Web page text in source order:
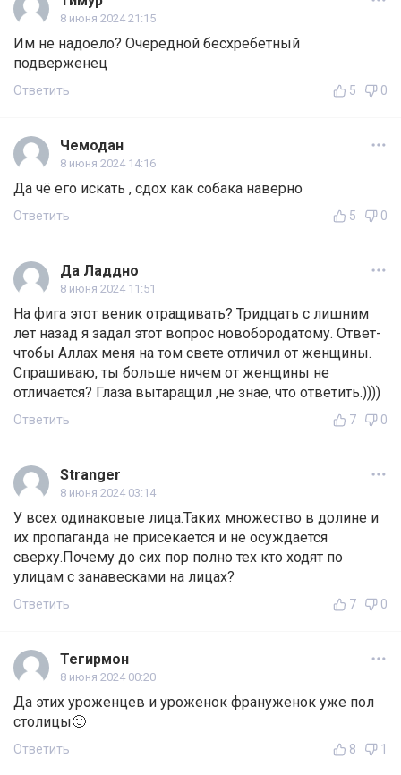
8 июня 2024 21:15
Им не надоело? Очередной бесхребетный
подверженец
Ответить 5 0
Чемодан
8 июня 2024 14:16
Да чё его искать , сдох как собака наверно
Ответить 5 0
Да Ладдно
8 июня 2024 11:51
На фига этот веник отращивать? Тридцать с лишним
лет назад я задал этот вопрос новобородатому. Ответ-
чтобы Аллах меня на том свете отличил от женщины.
Спрашиваю, ты больше ничем от женщины не
отличается? Глаза вытаращил ,не знае, что ответить.))))
Ответить 7 0
Stranger
8 июня 2024 03:14
У всех одинаковые лица.Таких множество в долине и
их пропаганда не присекается и не осуждается
сверху.Почему до сих пор полно тех кто ходят по
улицам с занавесками на лицах?
Ответить 7 0
Тегирмон
8 июня 2024 00:20
Да этих уроженцев и уроженок франуженок уже пол
столицы🙂
Ответить 8 1